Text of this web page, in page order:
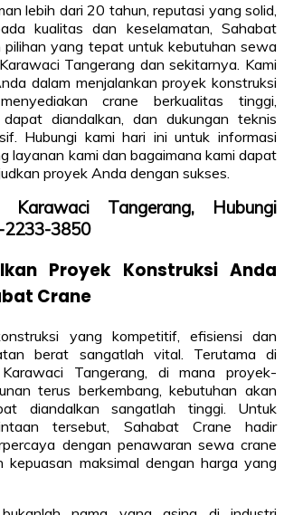
lebih dari 20 tahun, reputasi yang solid,
kualitas dan keselamatan, Sahabat
pilihan yang tepat untuk kebutuhan sewa
Tangerang dan sekitarnya. Kami
dalam menjalankan proyek konstruksi
crane berkualitas tinggi,
diandalkan, dan dukungan teknis
Hubungi kami hari ini untuk informasi
layanan kami dan bagaimana kami dapat
proyek Anda dengan sukses.
Karawaci Tangerang, Hubungi
3850
Proyek Konstruksi Anda
Crane
yang kompetitif, efisiensi dan
berat sangatlah vital. Terutama di
Tangerang, di mana proyek-
terus berkembang, kebutuhan akan
diandalkan sangatlah tinggi. Untuk
tersebut, Sahabat Crane hadir
dengan penawaran sewa crane
kepuasan maksimal dengan harga yang